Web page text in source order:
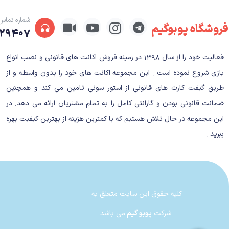
زندانی می‌کنند. باب و پاتریک که به یک بالون کوچک
به فردی دارند که آن‌ها را از بقیه جدا می‌سازد. به
اختاپوس قرار دارد که در بین آدم خوارها گیر افتاده
گیم پلی بازی
شاید در نگاه اول، بازی باب اسفنجی به نظر
اگر طرفدار بازی‌های پلتفرمر باشید، حرکت انقلابی
مختلفی را دنبال کنید و در این بین، امتیازهای
فروشگاه پوبوگیم
شماره
فعالیت خود را از سال ۱۳۹۸ در زمینه فروش اکانت های قانونی و نصب انواع
بازی شروع نموده است . این مجموعه اکانت های خود را بدون واسطه و از
طریق گیفت کارت های قانونی از استور سونی تامین می کند و همچنین
ضمانت قانونی بودن و گارانتی کامل را به تمام مشتریان ارائه می دهد. در
این مجموعه در حال تلاش هستیم که با کمترین هزینه از بهترین کیفیت بهره
ببرید .
کلیه حقوق این سایت متعلق به
شرکت پوبو گیممی باشد